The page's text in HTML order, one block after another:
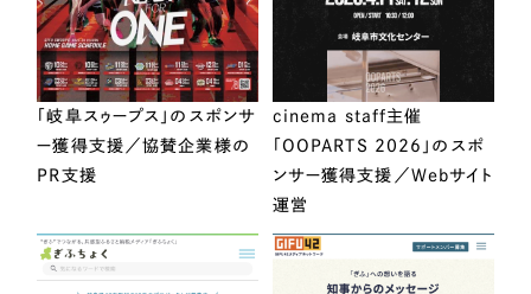
「岐阜スゥープス」のスポンサ
ー獲得支援／協賛企業様の
PR支援
cinema staff主催
「OOPARTS 2026」のスポ
ンサー獲得支援／Webサイト
運営